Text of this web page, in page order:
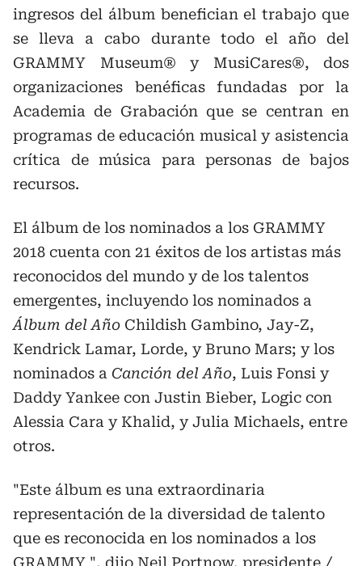
ingresos del álbum benefician el trabajo que
se lleva a cabo durante todo el año del
GRAMMY Museum® y MusiCares®, dos
organizaciones benéficas fundadas por la
Academia de Grabación que se centran en
programas de educación musical y asistencia
crítica de música para personas de bajos
recursos.
El álbum de los nominados a los GRAMMY
2018 cuenta con 21 éxitos de los artistas más
reconocidos del mundo y de los talentos
emergentes, incluyendo los nominados a
Álbum del Año Childish Gambino, Jay-Z,
Kendrick Lamar, Lorde, y Bruno Mars; y los
nominados a Canción del Año, Luis Fonsi y
Daddy Yankee con Justin Bieber, Logic con
Alessia Cara y Khalid, y Julia Michaels, entre
otros.
"Este álbum es una extraordinaria
representación de la diversidad de talento
que es reconocida en los nominados a los
GRAMMY ", dijo Neil Portnow, presidente /